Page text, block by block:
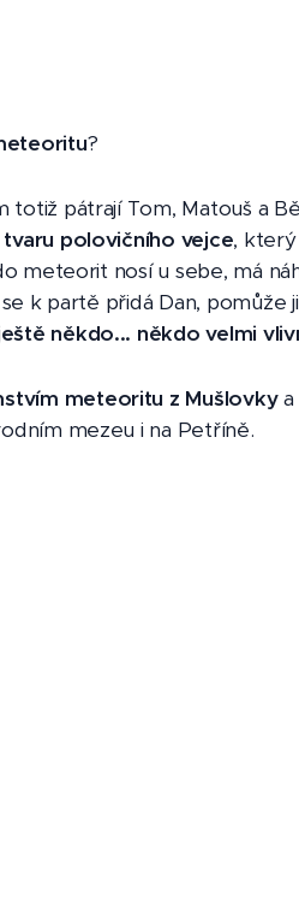
?
totiž pátrají Tom, Matouš a
polovičního vejce,
meteorit nosí u sebe, má
k partě přidá Dan, pomůže
někdo... někdo velmi
meteoritu z Mušlovkya
mezeu i na Petříně.